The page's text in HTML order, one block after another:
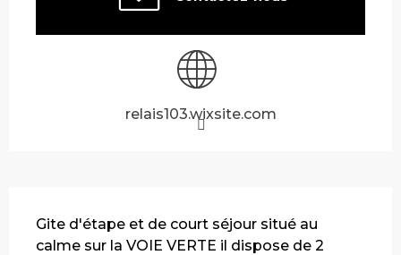
relais103.wixsite.com
Gite d'étape et de court séjour situé au
calme sur la VOIE VERTE il dispose de 2